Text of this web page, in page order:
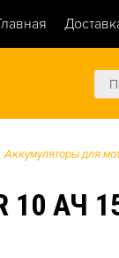
Аккумуляторы для
10 АЧ